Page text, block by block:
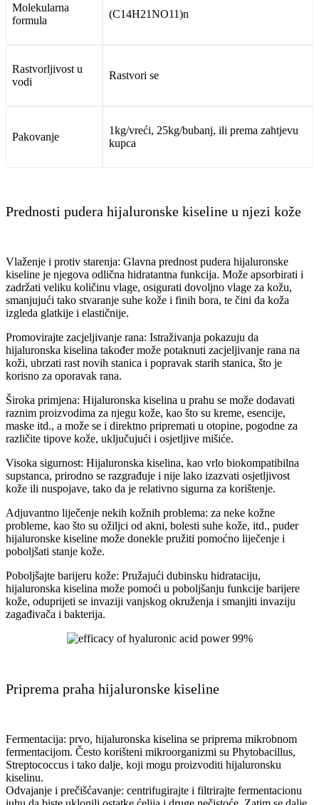
Molekularna
formula
(C14H21NO11)n
Rastvorljivost u
vodi
Rastvori se
Pakovanje
1kg/vreći, 25kg/bubanj, ili prema zahtjevu
kupca
Prednosti pudera hijaluronske kiseline u njezi kože
Vlaženje i protiv starenja: Glavna prednost pudera hijaluronske
kiseline je njegova odlična hidratantna funkcija. Može apsorbirati i
zadržati veliku količinu vlage, osigurati dovoljno vlage za kožu,
smanjujući tako stvaranje suhe kože i finih bora, te čini da koža
izgleda glatkije i elastičnije.
Promovirajte zacjeljivanje rana: Istraživanja pokazuju da
hijaluronska kiselina također može potaknuti zacjeljivanje rana na
koži, ubrzati rast novih stanica i popravak starih stanica, što je
korisno za oporavak rana.
Široka primjena: Hijaluronska kiselina u prahu se može dodavati
raznim proizvodima za njegu kože, kao što su kreme, esencije,
maske itd., a može se i direktno pripremati u otopine, pogodne za
različite tipove kože, uključujući i osjetljive mišiće.
Visoka sigurnost: Hijaluronska kiselina, kao vrlo biokompatibilna
supstanca, prirodno se razgrađuje i nije lako izazvati osjetljivost
kože ili nuspojave, tako da je relativno sigurna za korištenje.
Adjuvantno liječenje nekih kožnih problema: za neke kožne
probleme, kao što su ožiljci od akni, bolesti suhe kože, itd., puder
hijaluronske kiseline može donekle pružiti pomoćno liječenje i
poboljšati stanje kože.
Poboljšajte barijeru kože: Pružajući dubinsku hidrataciju,
hijaluronska kiselina može pomoći u poboljšanju funkcije barijere
kože, oduprijeti se invaziji vanjskog okruženja i smanjiti invaziju
zagađivača i bakterija.
Priprema praha hijaluronske kiseline
Fermentacija: prvo, hijaluronska kiselina se priprema mikrobnom
fermentacijom. Često korišteni mikroorganizmi su Phytobacillus,
Streptococcus i tako dalje, koji mogu proizvoditi hijaluronsku
kiselinu.
Odvajanje i prečišćavanje: centrifugirajte i filtrirajte fermentacionu